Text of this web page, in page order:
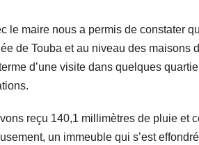
le maire nous a permis de constater
de Touba et au niveau des maisons
d’une visite dans quelques
reçu 140,1 millimètres de pluie et
un immeuble qui s’est